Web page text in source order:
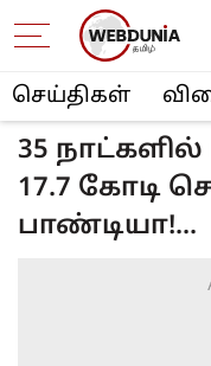
செய்திகள்
35 நாட்களில்
17.7 கோடி
பாண்டியா!...